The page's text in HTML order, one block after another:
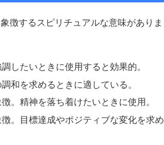
徴するスピリチュアルな意味がありま
したいときに使用すると効果的。
和を求めるときに適している。
。精神を落ち着けたいときに使用。
。目標達成やポジティブな変化を求め